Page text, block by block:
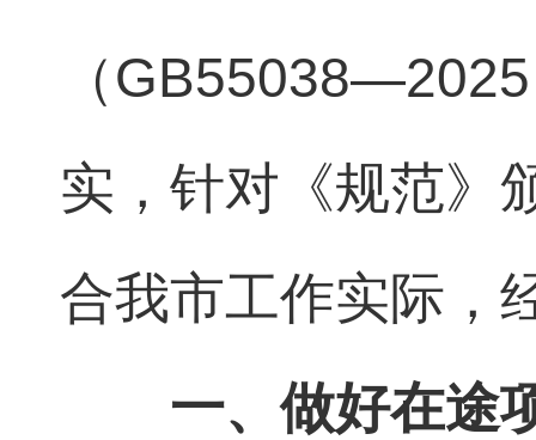
（
实，针对《规范》
合我市工作实际，
一、做好在途